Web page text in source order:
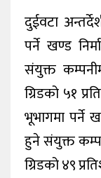
दुईवटा
पर्ने खण्ड
संयुक्त
ग्रिडको ५१
भूभागमा पर्ने
हुने संयुक्त
ग्रिडको ४९